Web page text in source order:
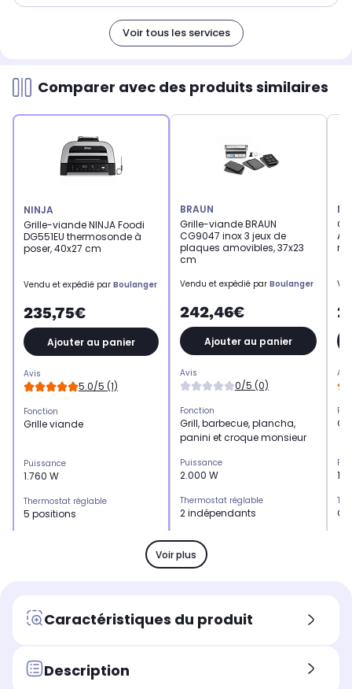
Voir tous les services
Comparer avec des produits similaires
NINJA
Grille-viande NINJA Foodi
DG551EU thermosonde à
poser, 40x27 cm
Vendu et expédié par Boulanger
235,75€
Ajouter au panier
Avis
5.0/5 (1)
Fonction
Grille viande
Puissance
1.760 W
Thermostat réglable
5 positions
Minuterie
Oui
Oui
BRAUN
Grille-viande BRAUN
CG9047 inox 3 jeux de
plaques amovibles, 37x23
cm
Vendu et expédié par Boulanger
242,46€
Ajouter au panier
Avis
0/5 (0)
Fonction
Grill, barbecue, plancha,
panini et croque monsieur
Puissance
2.000 W
Thermostat réglable
2 indépendants
Plaques
Plaques amovibles
Minuterie
Oui
Oui
Voir plus
Caractéristiques du produit
Description